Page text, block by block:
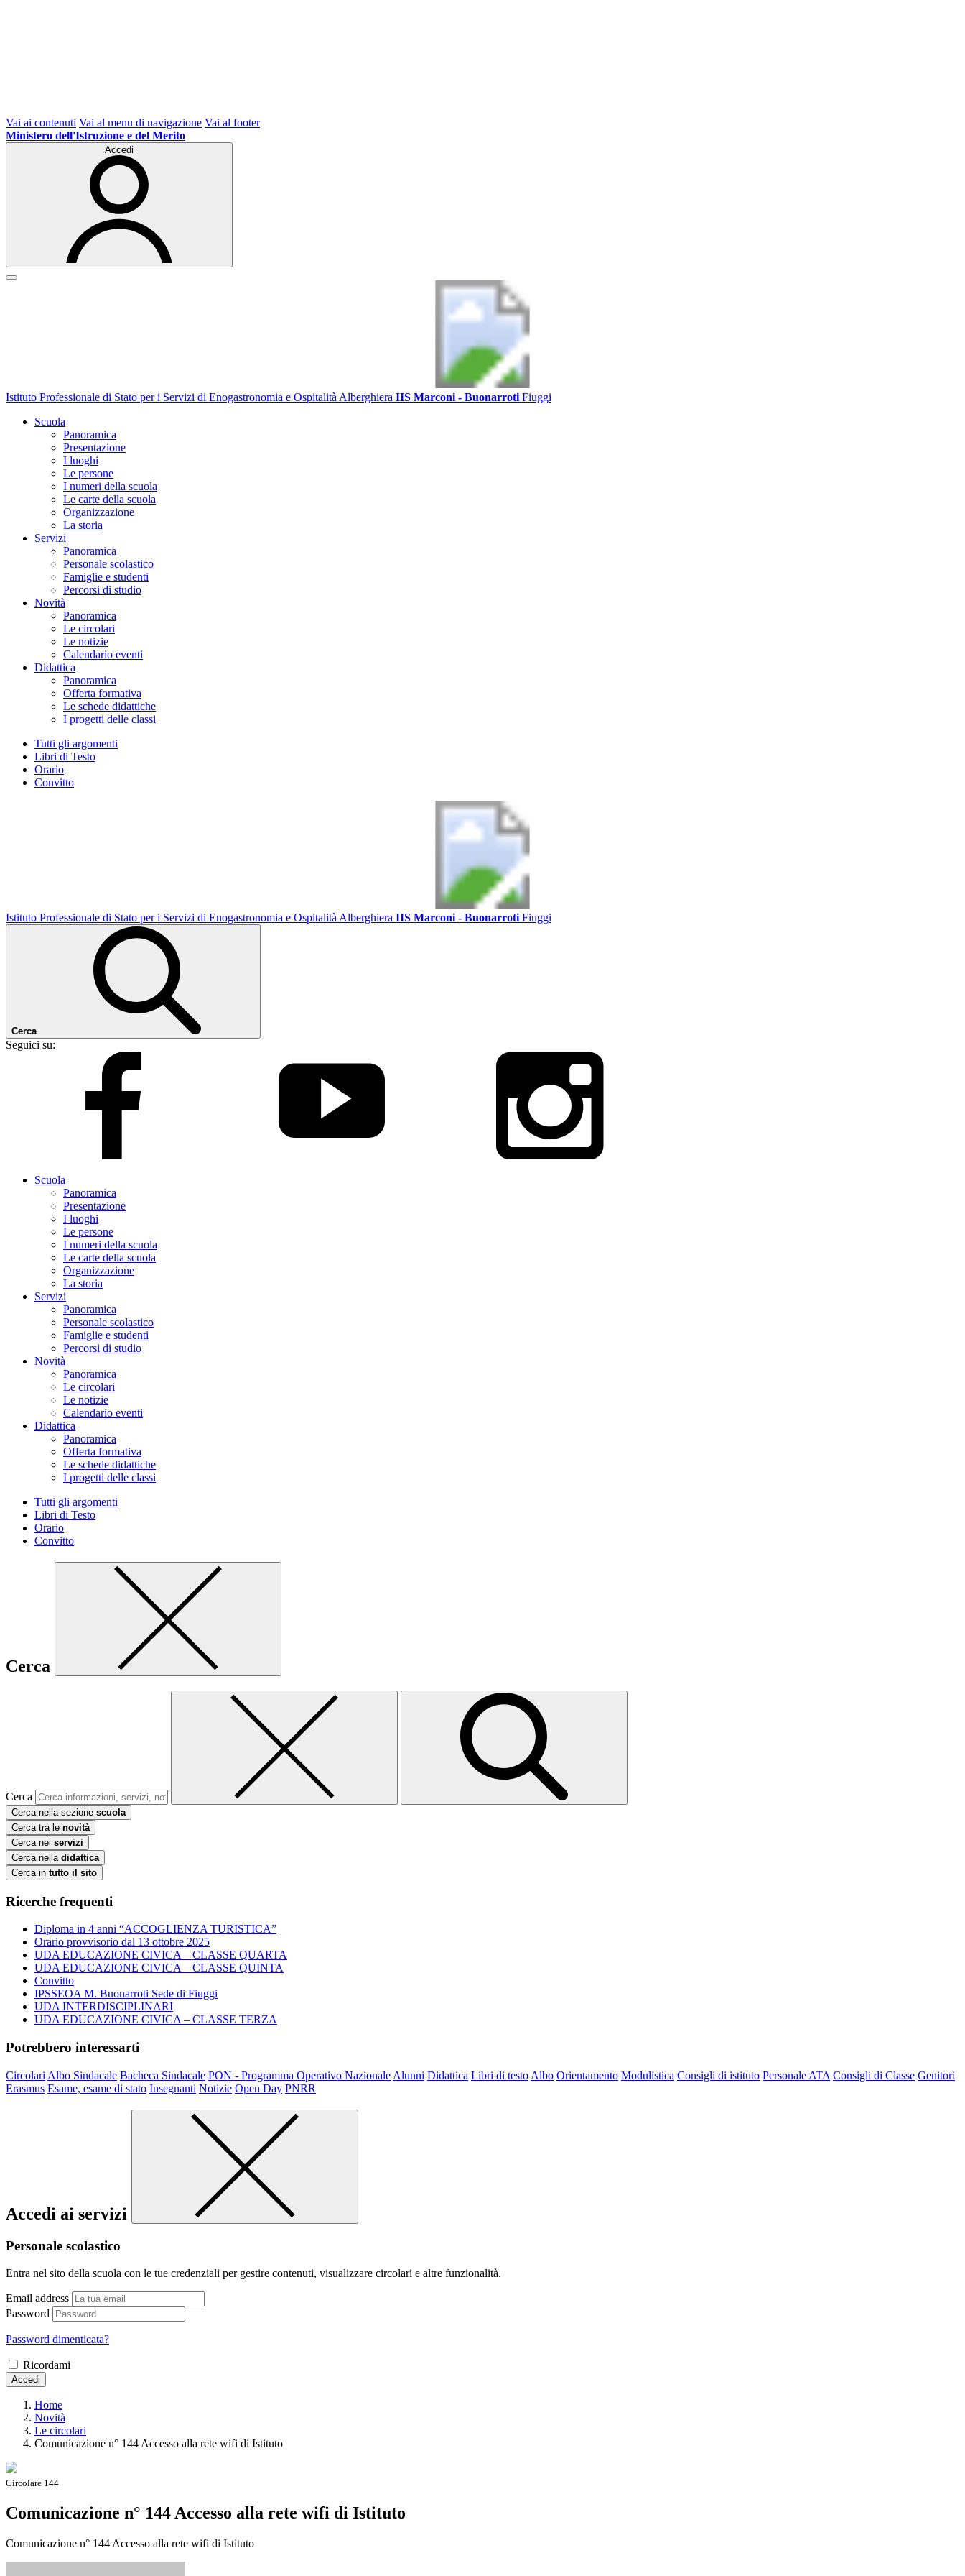
Vai ai contenuti Vai al menu di navigazione Vai al footer
Ministero dell'Istruzione e del Merito
Accedi
Istituto Professionale di Stato per i Servizi di Enogastronomia e Ospitalità Alberghiera IIS Marconi - Buonarroti Fiuggi
Scuola
Panoramica
Presentazione
I luoghi
Le persone
I numeri della scuola
Le carte della scuola
Organizzazione
La storia
Servizi
Panoramica
Personale scolastico
Famiglie e studenti
Percorsi di studio
Novità
Panoramica
Le circolari
Le notizie
Calendario eventi
Didattica
Panoramica
Offerta formativa
Le schede didattiche
I progetti delle classi
Tutti gli argomenti
Libri di Testo
Orario
Convitto
Istituto Professionale di Stato per i Servizi di Enogastronomia e Ospitalità Alberghiera IIS Marconi - Buonarroti Fiuggi
Cerca
Seguici su:
Scuola
Panoramica
Presentazione
I luoghi
Le persone
I numeri della scuola
Le carte della scuola
Organizzazione
La storia
Servizi
Panoramica
Personale scolastico
Famiglie e studenti
Percorsi di studio
Novità
Panoramica
Le circolari
Le notizie
Calendario eventi
Didattica
Panoramica
Offerta formativa
Le schede didattiche
I progetti delle classi
Tutti gli argomenti
Libri di Testo
Orario
Convitto
Cerca
Cerca
Cerca nella sezione scuola
Cerca tra le novità
Cerca nei servizi
Cerca nella didattica
Cerca in tutto il sito
Ricerche frequenti
Diploma in 4 anni “ACCOGLIENZA TURISTICA”
Orario provvisorio dal 13 ottobre 2025
UDA EDUCAZIONE CIVICA – CLASSE QUARTA
UDA EDUCAZIONE CIVICA – CLASSE QUINTA
Convitto
IPSSEOA M. Buonarroti Sede di Fiuggi
UDA INTERDISCIPLINARI
UDA EDUCAZIONE CIVICA – CLASSE TERZA
Potrebbero interessarti
Circolari Albo Sindacale Bacheca Sindacale PON - Programma Operativo Nazionale Alunni Didattica Libri di testo Albo Orientamento Modulistica Consigli di istituto Personale ATA Consigli di Classe Genitori
Erasmus Esame, esame di stato Insegnanti Notizie Open Day PNRR
Accedi ai servizi
Personale scolastico
Entra nel sito della scuola con le tue credenziali per gestire contenuti, visualizzare circolari e altre funzionalità.
Email address
Password
Password dimenticata?
Ricordami
Accedi
Home
Novità
Le circolari
Comunicazione n° 144 Accesso alla rete wifi di Istituto
Circolare 144
Comunicazione n° 144 Accesso alla rete wifi di Istituto
Comunicazione n° 144 Accesso alla rete wifi di Istituto